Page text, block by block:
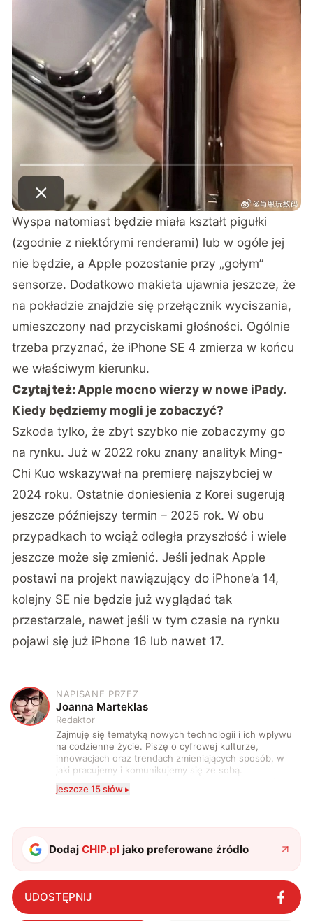
Wyspa natomiast będzie miała kształt pigułki
(zgodnie z niektórymi renderami) lub w ogóle jej
nie będzie, a Apple pozostanie przy „gołym”
sensorze. Dodatkowo makieta ujawnia jeszcze, że
na pokładzie znajdzie się przełącznik wyciszania,
umieszczony nad przyciskami głośności. Ogólnie
trzeba przyznać, że iPhone SE 4 zmierza w końcu
we właściwym kierunku.
Czytaj też:Apple mocno wierzy w nowe iPady.
Kiedy będziemy mogli je zobaczyć?
Szkoda tylko, że zbyt szybko nie zobaczymy go
na rynku. Już w 2022 roku znany analityk Ming-
Chi Kuo wskazywał na premierę najszybciej w
2024 roku. Ostatnie doniesienia z Korei sugerują
jeszcze późniejszy termin – 2025 rok. W obu
przypadkach to wciąż odległa przyszłość i wiele
jeszcze może się zmienić. Jeśli jednak Apple
postawi na projekt nawiązujący do iPhone’a 14,
kolejny SE nie będzie już wyglądać tak
przestarzale, nawet jeśli w tym czasie na rynku
pojawi się już iPhone 16 lub nawet 17.
J
NAPISANE PRZEZ
Joanna Marteklas
Redaktor
Zajmuję się tematyką nowych technologii i ich wpływu
na codzienne życie. Piszę o cyfrowej kulturze,
innowacjach oraz trendach zmieniających sposób, w
jaki pracujemy i komunikujemy się ze sobą.
technologii a współczesną popkulturą. W wolnych
jeszcze 15 słów ▸
DodajCHIP.pl jako preferowane źródło
UDOSTĘPNIJ